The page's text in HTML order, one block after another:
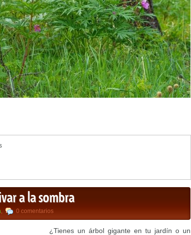
a la sombra
, 0 comentarios
¿Tienes un árbol gigante en tu jardín o un